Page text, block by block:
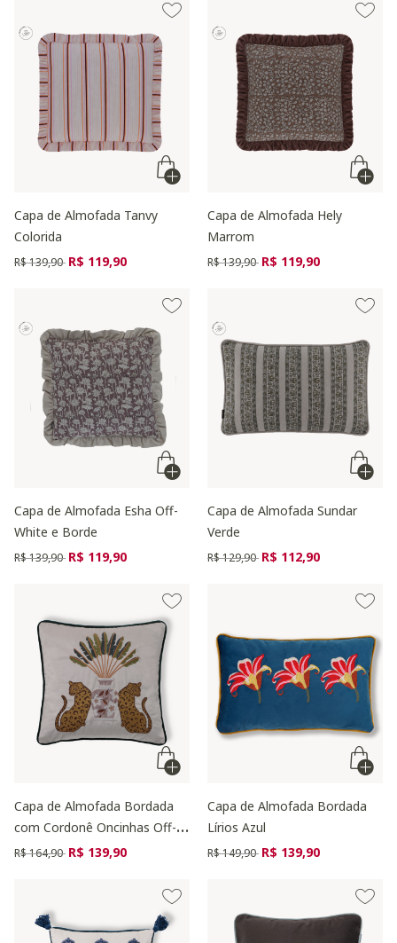
Capa de Almofada Tanvy
Colorida
Preço reduzido de
R$ 139,90 para
R$ 119,90
Capa de Almofada Hely
Marrom
Preço reduzido de
R$ 139,90 para
R$ 119,90
Capa de Almofada Esha Off-
White e Borde
Preço reduzido de
R$ 139,90 para
R$ 119,90
Capa de Almofada Sundar
Verde
Preço reduzido de
R$ 129,90 para
R$ 112,90
Capa de Almofada Bordada
com Cordonê Oncinhas Off-
White
Preço reduzido de
R$ 164,90 para
R$ 139,90
Capa de Almofada Bordada
Lírios Azul
Preço reduzido de
R$ 149,90 para
R$ 139,90